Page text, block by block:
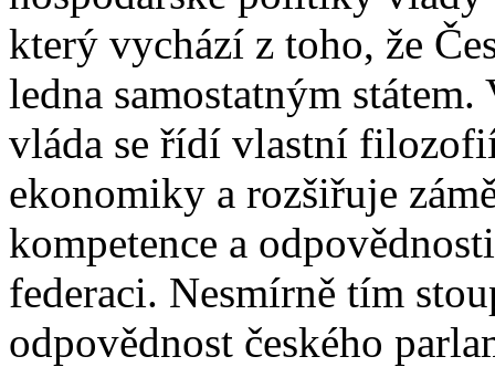
který vychází z toho, že
ledna samostatným
vláda se řídí vlastní
ekonomiky a rozšiřuje
kompetence a
federaci. Nesmírně tím
odpovědnost českého